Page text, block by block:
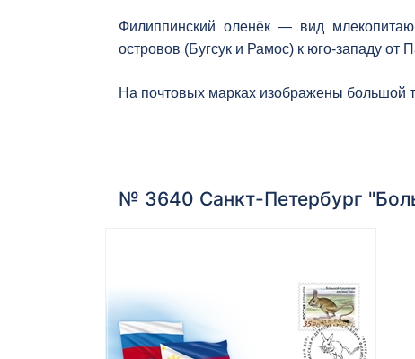
Филиппинский оленёк — вид
островов (Бугсук и Рамос) к юго-западу от
На почтовых марках изображены большой
№ 3640 Санкт-Петербург